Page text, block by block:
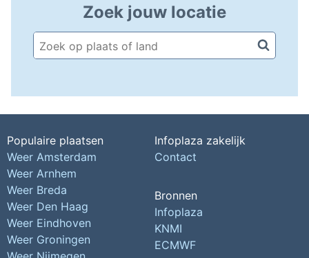
Zoek jouw locatie
Populaire plaatsen
Weer Amsterdam
Weer Arnhem
Weer Breda
Weer Den Haag
Weer Eindhoven
Weer Groningen
Infoplaza zakelijk
Contact
Bronnen
Infoplaza
KNMI
ECMWF